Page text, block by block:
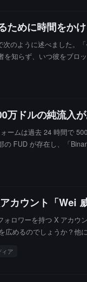
ために時間をか
のように述べました。
を知らず、いつ彼をブ
確にする必要はないと
万ドルの純流入
ームは過去 24 時間で
FUD が存在し、「
CZ との偽の写真を頻繁
カウント「Wei
ロワーを持つ X アカ
広めるのでしょうか？
になると、アカウント
ア